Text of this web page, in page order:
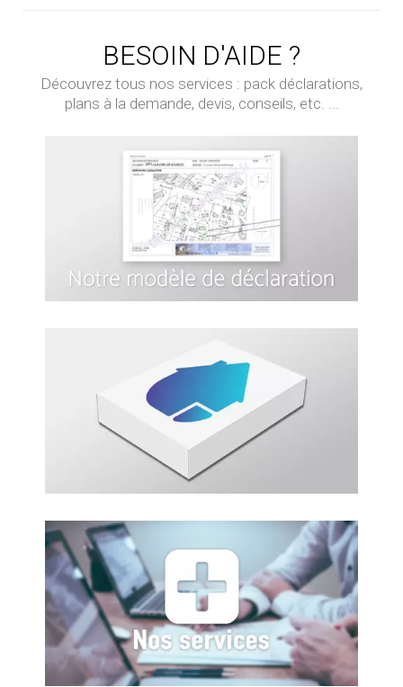
BESOIN D'AIDE ?
Découvrez tous nos services : pack déclarations,
plans à la demande, devis, conseils, etc. ...